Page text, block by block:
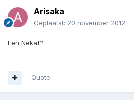
Arisaka
Geplaatst: 20 november 2012
Een Nekaf?
Quote